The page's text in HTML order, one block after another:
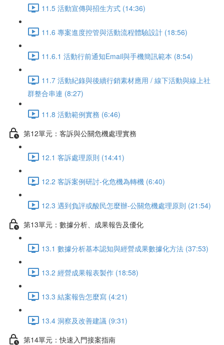
11.5 活動宣傳與招生方式 (14:36)
11.6 專案進度控管與活動流程體驗設計 (18:56)
11.6.1 活動行前通知Email與手機簡訊範本 (8:54)
11.7 活動紀錄與後續行銷素材應用 / 線下活動與線上社
群整合串連 (8:27)
11.8 活動範例實務 (6:46)
第12單元：客訴與公關危機處理實務
12.1 客訴處理原則 (14:41)
12.2 客訴案例研討-化危機為轉機 (6:40)
12.3 遇到負評或酸民怎麼辦-公關危機處理原則 (21:54)
第13單元：數據分析、成果報告及優化
13.1 數據分析基本認知與經營成果數據化方法 (37:53)
13.2 經營成果報表製作 (18:58)
13.3 結案報告怎麼寫 (4:21)
13.4 洞察及改善建議 (9:31)
第14單元：快速入門接案指南